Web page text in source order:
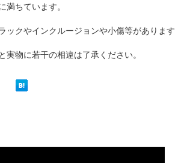
満ちています。
ックやインクルージョンや小傷等があります
実物に若干の相違は了承ください。